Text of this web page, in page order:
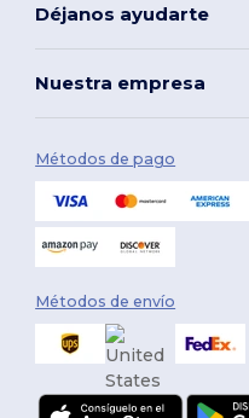
Déjanos ayudarte
Nuestra empresa
Métodos de pago
Métodos de envío